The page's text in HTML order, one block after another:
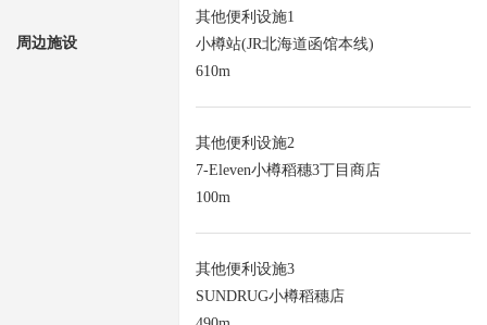
周边施设
其他便利设施1
小樽站(JR北海道函馆本线)
610m
其他便利设施2
7-Eleven小樽稻穗3丁目商店
100m
其他便利设施3
SUNDRUG小樽稻穗店